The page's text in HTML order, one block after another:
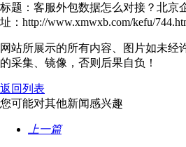
标题：客服外包数据怎么对接？北
址：http://www.xmwxb.com/kefu/
网站所展示的所有内容、图片如未经
的采集、镜像，否则后果自负！
返回列表
您可能对其他新闻感兴趣
上一篇